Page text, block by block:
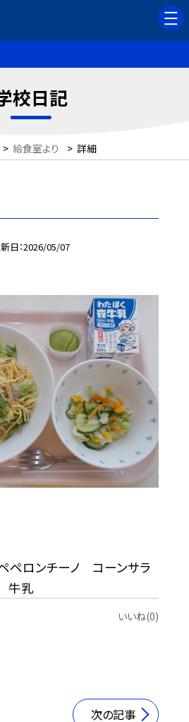
校日記
> 給食室より > 詳細
日 2026/05/07
ペロンチーノ コーンサラ
牛乳
いいね(0)
次の記事